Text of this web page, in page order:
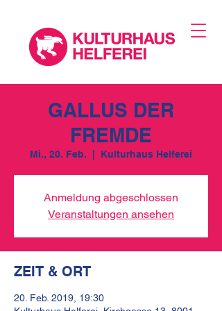
GALLUS DER
FREMDE
Mi., 20. Feb. Kulturhaus Helferei
Anmeldung abgeschlossen
Veranstaltungen ansehen
ZEIT & ORT
20. Feb. 2019, 19:30